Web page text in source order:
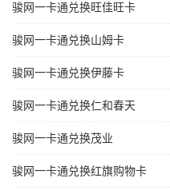
骏网一卡通兑换旺佳旺卡
骏网一卡通兑换山姆卡
骏网一卡通兑换伊藤卡
骏网一卡通兑换仁和春天
骏网一卡通兑换茂业
骏网一卡通兑换红旗购物卡